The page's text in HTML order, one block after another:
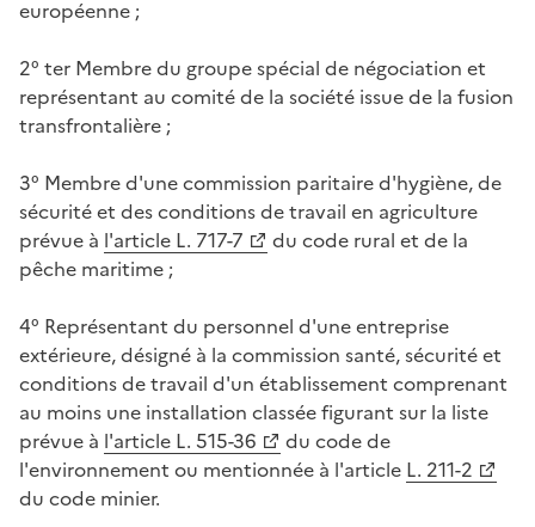
européenne ;
2° ter Membre du groupe spécial de négociation et
représentant au comité de la société issue de la fusion
transfrontalière ;
3° Membre d'une commission paritaire d'hygiène, de
sécurité et des conditions de travail en agriculture
prévue à l'article L. 717-7
du code rural et de la
pêche maritime ;
4° Représentant du personnel d'une entreprise
extérieure, désigné à la commission santé, sécurité et
conditions de travail d'un établissement comprenant
au moins une installation classée figurant sur la liste
prévue à l'article L. 515-36
du code de
l'environnement ou mentionnée à l'article L. 211-2
du code minier.